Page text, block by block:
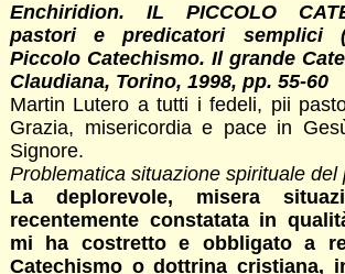
Enchiridion. IL PICCOLO
pastori e predicatori semplici
Piccolo Catechismo. Il grande
Claudiana, Torino, 1998, pp. 55-60
Martin Lutero a tutti i fedeli, pii
Grazia, misericordia e pace in
Signore.
Problematica situazione spirituale del
La deplorevole, misera
recentemente constatata in
mi ha costretto e obbligato a
Catechismo o dottrina cristiana,